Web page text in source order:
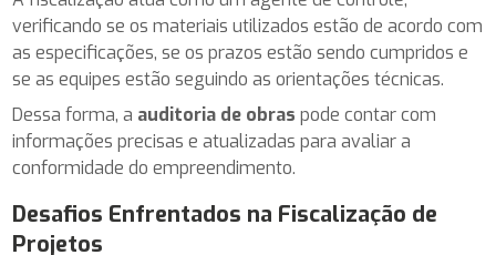
verificando se os materiais utilizados estão de acordo com
as especificações, se os prazos estão sendo cumpridos e
se as equipes estão seguindo as orientações técnicas.
Dessa forma, a auditoria de obras pode contar com
informações precisas e atualizadas para avaliar a
conformidade do empreendimento.
Desafios Enfrentados na Fiscalização de
Projetos